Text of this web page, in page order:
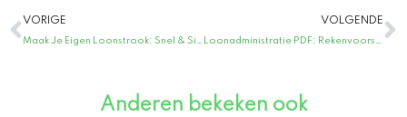
Vorige
VORIGE
Maak Je Eigen Loonstrook: Snel & Simpel Online Gemak voor Iedereen!
VOLGENDE
Loonadministratie PDF: Rekenvoorschriften voor geautomatiseerde loonadministratie in PDF-formaat
Anderen bekeken ook